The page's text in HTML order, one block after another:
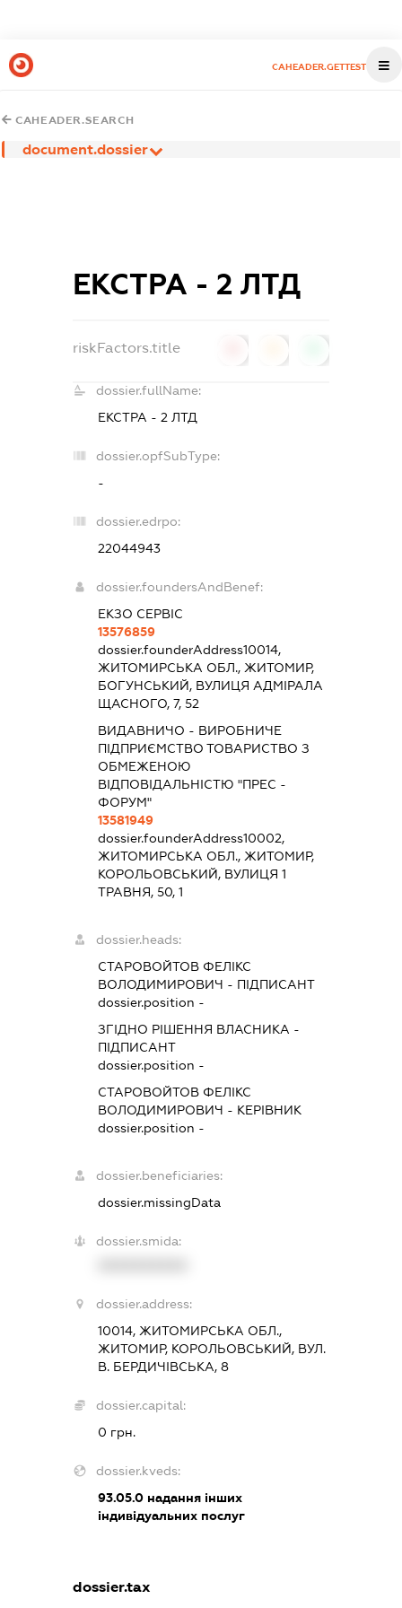
CAHEADER.GETTEST
CAHEADER.SEARCH
document.dossier
ЕКСТРА - 2 ЛТД
riskFactors.title
dossier.fullName:
ЕКСТРА - 2 ЛТД
dossier.opfSubType:
-
dossier.edrpo:
22044943
dossier.foundersAndBenef:
ЕКЗО СЕРВІС
13576859
dossier.founderAddress10014,
ЖИТОМИРСЬКА ОБЛ., ЖИТОМИР,
БОГУНСЬКИЙ, ВУЛИЦЯ АДМІРАЛА
ЩАСНОГО, 7, 52
ВИДАВНИЧО - ВИРОБНИЧЕ
ПІДПРИЄМСТВО ТОВАРИСТВО З
ОБМЕЖЕНОЮ
ВІДПОВІДАЛЬНІСТЮ "ПРЕС -
ФОРУМ"
13581949
dossier.founderAddress10002,
ЖИТОМИРСЬКА ОБЛ., ЖИТОМИР,
КОРОЛЬОВСЬКИЙ, ВУЛИЦЯ 1
ТРАВНЯ, 50, 1
dossier.heads:
СТАРОВОЙТОВ ФЕЛІКС
ВОЛОДИМИРОВИЧ - ПІДПИСАНТ
dossier.position -
ЗГІДНО РІШЕННЯ ВЛАСНИКА -
ПІДПИСАНТ
dossier.position -
СТАРОВОЙТОВ ФЕЛІКС
ВОЛОДИМИРОВИЧ - КЕРІВНИК
dossier.position -
dossier.beneficiaries:
dossier.missingData
dossier.smida:
dossier.address:
10014, ЖИТОМИРСЬКА ОБЛ.,
ЖИТОМИР, КОРОЛЬОВСЬКИЙ, ВУЛ.
В. БЕРДИЧІВСЬКА, 8
dossier.capital:
0 грн.
dossier.kveds:
93.05.0 надання інших
індивідуальних послуг
dossier.tax